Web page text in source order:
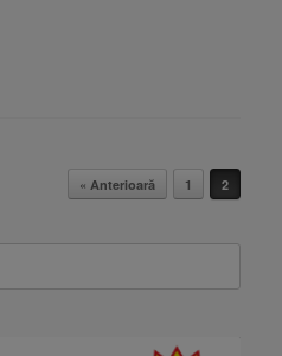
« Anterioară 1 2